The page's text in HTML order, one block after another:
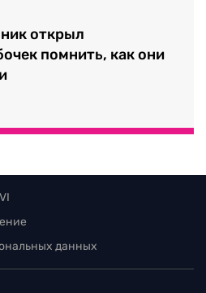
открыл
помнить, как они
данных